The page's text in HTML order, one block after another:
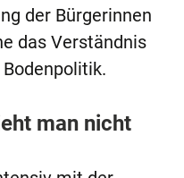
der Bürgerinnen
das Verständnis
man nicht